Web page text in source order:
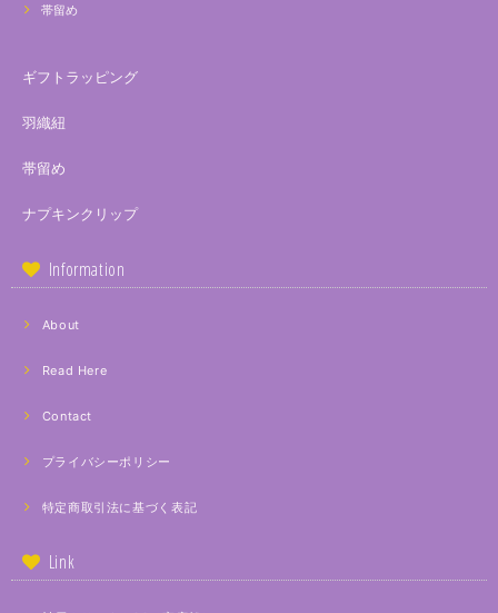
帯留め
ギフトラッピング
羽織紐
帯留め
ナプキンクリップ
Information
About
Read Here
Contact
プライバシーポリシー
特定商取引法に基づく表記
Link